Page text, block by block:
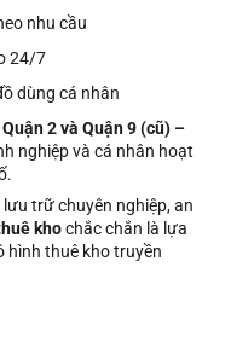
nhu cầu
24/7
dùng cá nhân
2 và Quận 9 (cũ) –
nghiệp và cá nhân hoạt
trữ chuyên nghiệp, an
khochắc chắn là lựa
hình thuê kho truyền